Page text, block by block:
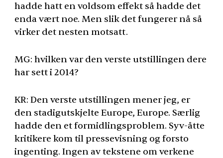
hadde hatt en voldsom effekt så hadde det
enda vært noe. Men slik det fungerer nå så
virker det nesten motsatt.
MG: hvilken var den verste utstillingen dere
har sett i 2014?
KR: Den verste utstillingen mener jeg, er
den stadigutskjelte Europe, Europe. Særlig
hadde den et formidlingsproblem. Syv-åtte
kritikere kom til pressevisning og forsto
ingenting. Ingen av tekstene om verkene